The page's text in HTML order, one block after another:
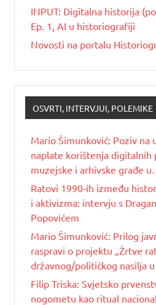
INPUT: Digitalna historija
Ep. 1, AI u historiografiji
Novosti na portalu
OSVRTI, INTERVJUI, POLEMIKE
Mario Šimunković: Poziv na
naplate korištenja digitalnih
muzejske i arhivske građe u
nekomercijalne svrhe
Ratovi 1990-ih između
i aktivizma: intervju s
Popovićem
Mario Šimunković: Prilog
raspravi o projektu „Žrtve
državnog/političkog nasilja u
povijesti 20. stoljeća“
Filip Triska: Svjetsko
nogometu kao ritual